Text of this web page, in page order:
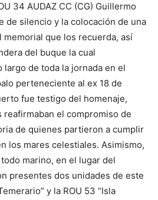
34 AUDAZ CC (CG) Guillermo
de silencio y la colocación de una
que los recuerda, así
del buque la cual
largo de toda la jornada en el
perteneciente al ex 18 de
fue testigo del homenaje,
el compromiso de
de quienes partieron a cumplir
los mares celestiales. Asimismo,
marino, en el lugar del
presentes dos unidades de este
y la ROU 53 “Isla